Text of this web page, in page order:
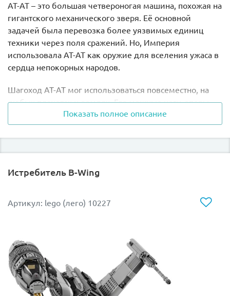
AT-AT – это большая четвероногая машина, похожая на
гигантского механического зверя. Её основной
задачей была перевозка более уязвимых единиц
техники через поля сражений. Но, Империя
использовала AT-AT как оружие для вселения ужаса в
сердца непокорных народов.
Шагоход AT-AT мог использоваться повсеместно, на
любых планетах и землях. Его мощные ноги-опоры
обеспечивали прекрасное сцепление с поверхностью
и позволяли машине свободно маневрировать на
поле сражения. Броня, покрывающая корпус была
одной из самых тяжёлых и могла выдержать
участие полковник Максимилиан Вирс, который был
альянс двух тяжёлых турболазерных пушек и четырёх
средних бластеров.
Из деталей набора Лего 10178 Вы сможете не только
Показать полное описание
Истребитель B-Wing
Артикул: lego (лего) 10227